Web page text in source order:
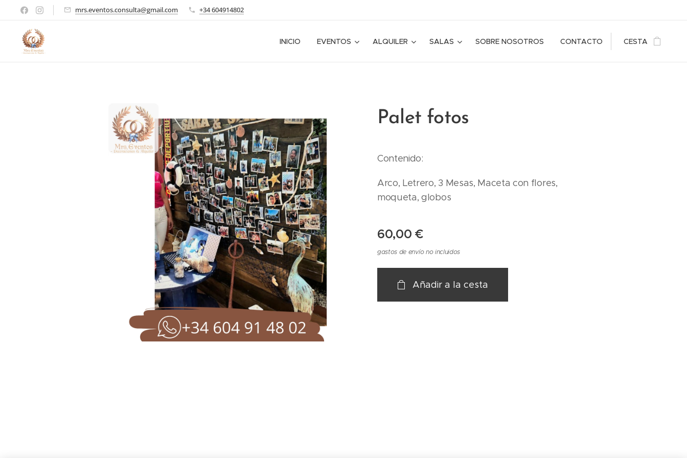
mrs.eventos.consulta@gmail.com +34 604914802
INICIO EVENTOS ALQUILER SALAS SOBRE NOSOTROS CONTACTO CESTA
Palet fotos
Contenido:
Arco, Letrero, 3 Mesas, Maceta con flores,
moqueta, globos
60,00 €
gastos de envío no incluidos
Añadir a la cesta